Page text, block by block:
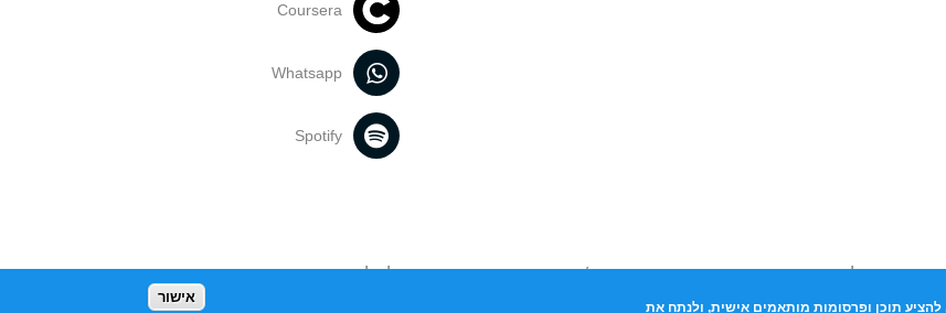
Coursera
Whatsapp
Spotify
אם בבעלותך זכויות יוצרים בתכנים שנמצאים פה ו/או השימוש שנעשה בתכנים אלה לדעתך מפר זכויות
תוכן ופרסומות מותאמים אישית, ולנתח את
אישור